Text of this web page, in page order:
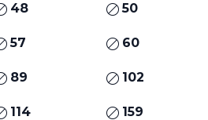
48 50
57 60
89 102
114 159